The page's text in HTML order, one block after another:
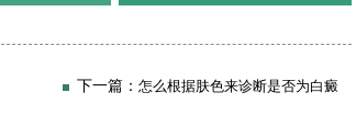
下一篇： 怎么根据肤色来诊断是否为白癜